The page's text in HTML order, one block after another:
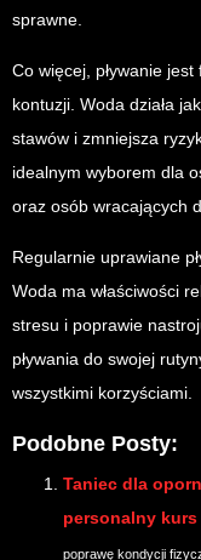
sprawne.
Co więcej, pływanie
kontuzji. Woda działa
stawów i zmniejsza
idealnym wyborem dla
oraz osób wracających
Regularnie uprawiane
Woda ma właściwości
stresu i poprawie
pływania do swojej
wszystkimi korzyściami.
Podobne Posty:
Taniec dla
personalny kurs
poprawę kondycji